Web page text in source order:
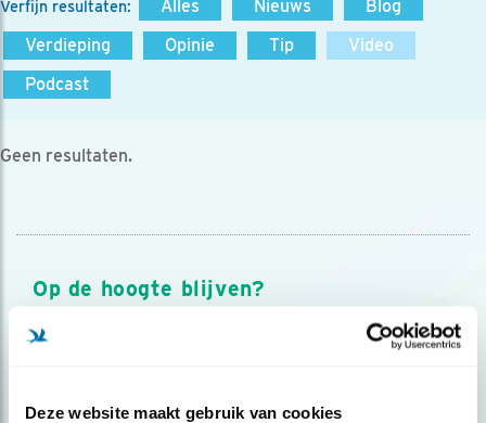
Deze website maakt gebruik van cookies
Verfijn resultaten: Alles Nieuws
Blog
Verdieping
Opinie Tip
Video
Podcast
Geen resultaten.
Op de hoogte blijven?
Meld je aan en ontvang nieuws, inspiratie, acties en tips
over vogels en activiteiten van Vogelbescherming.